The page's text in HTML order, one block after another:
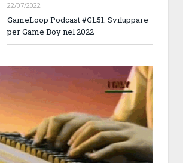
22/07/2022
GameLoop Podcast #GL51: Sviluppare
per Game Boy nel 2022